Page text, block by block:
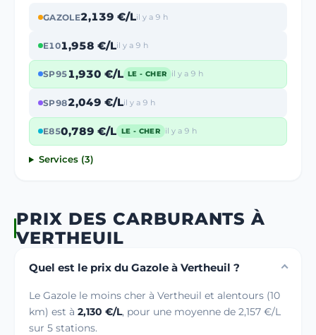
GAZOLE2,139 €/Lil y a 9 h
E101,958 €/Lil y a 9 h
SP951,930 €/L LE - CHER il y a 9 h
SP982,049 €/Lil y a 9 h
E850,789 €/L LE - CHER il y a 9 h
Services (3)
PRIX DES CARBURANTS À
VERTHEUIL
Quel est le prix du Gazole à Vertheuil ?
Le Gazole le moins cher à Vertheuil et alentours (10
km) est à 2,130 €/L, pour une moyenne de 2,157 €/L
sur 5 stations.